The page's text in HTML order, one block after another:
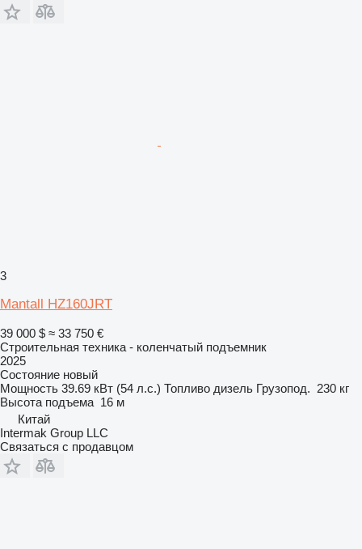
3
Mantall HZ160JRT
39 000 $ ≈ 33 750 €
Строительная техника - коленчатый подъемник
2025
Состояние новый
Мощность 39.69 кВт (54 л.с.) Топливо дизель Грузопод. 230 кг
Высота подъема 16 м
Китай
Intermak Group LLC
Связаться с продавцом